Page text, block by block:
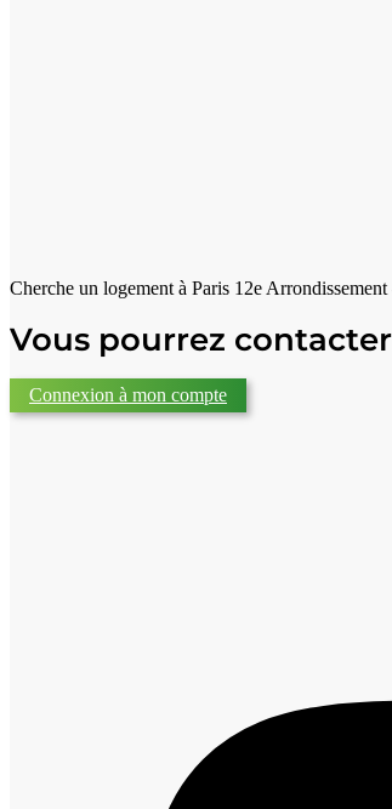
Cherche un logement à Paris 12e Arrondissement
Vous pourrez
Connexion à mon compte